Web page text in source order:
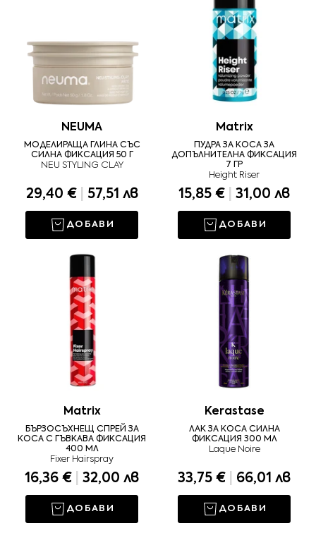
NEUMA
МОДЕЛИРАЩА ГЛИНА СЪС
СИЛНА ФИКСАЦИЯ 50 Г
NEU STYLING CLAY
29,40 € 57,51 лв
ДОБАВИ
Matrix
ПУДРА ЗА КОСА ЗА
ДОПЪЛНИТЕЛНА ФИКСАЦИЯ
7 ГР
Height Riser
15,85 € 31,00 лв
ДОБАВИ
Matrix
БЪРЗОСЪХНЕЩ СПРЕЙ ЗА
КОСА С ГЪВКАВА ФИКСАЦИЯ
400 МЛ
Fixer Hairspray
16,36 € 32,00 лв
ДОБАВИ
Kerastase
ЛАК ЗА КОСА СИЛНА
ФИКСАЦИЯ 300 МЛ
Laque Noire
33,75 € 66,01 лв
ДОБАВИ